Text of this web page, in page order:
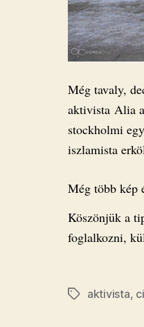
Még tavaly,
aktivista Alia
stockholmi
iszlamista
Még több kép
Köszönjük a
foglalkozni,
Címkékaktivista,